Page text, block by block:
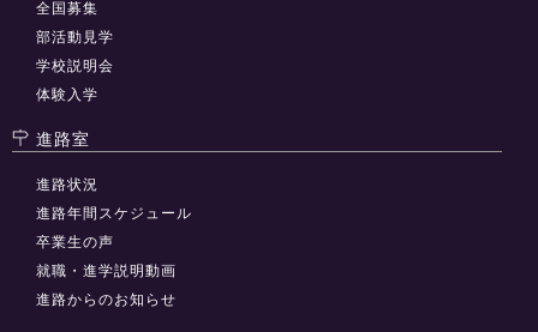
全国募集
部活動見学
学校説明会
体験入学
進路室
進路状況
進路年間スケジュール
卒業生の声
就職・進学説明動画
進路からのお知らせ